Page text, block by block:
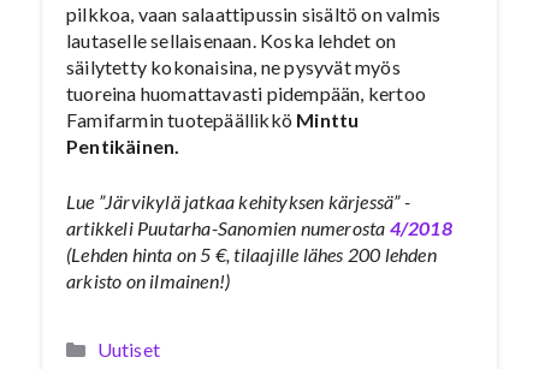
pilkkoa, vaan salaattipussin sisältö on valmis
lautaselle sellaisenaan. Koska lehdet on
säilytetty kokonaisina, ne pysyvät myös
tuoreina huomattavasti pidempään, kertoo
Famifarmin tuotepäällikkö Minttu
Pentikäinen.
Lue ”Järvikylä jatkaa kehityksen kärjessä” -
artikkeli Puutarha-Sanomien numerosta 4/2018
(Lehden hinta on 5 €, tilaajille lähes 200 lehden
arkisto on ilmainen!)
Kategoriat
Uutiset